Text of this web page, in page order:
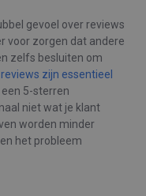
gevoel over reviews
voor zorgen dat andere
zelfs besluiten om
zijn essentieel
5-sterren
niet wat je klant
worden minder
het probleem